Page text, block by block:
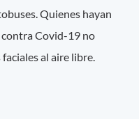
Quienes hayan
Covid-19 no
al aire libre.